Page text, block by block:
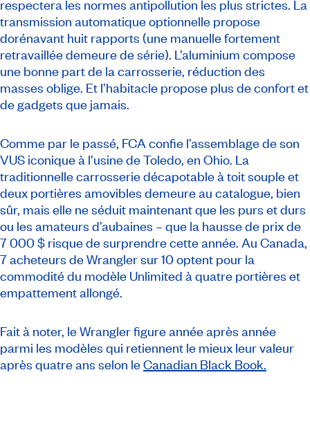
respectera les normes antipollution les plus strictes. La
transmission automatique optionnelle propose
dorénavant huit rapports (une manuelle fortement
retravaillée demeure de série). L’aluminium compose
une bonne part de la carrosserie, réduction des
masses oblige. Et l’habitacle propose plus de confort et
de gadgets que jamais.
Comme par le passé, FCA confie l’assemblage de son
VUS iconique à l’usine de Toledo, en Ohio. La
traditionnelle carrosserie décapotable à toit souple et
deux portières amovibles demeure au catalogue, bien
sûr, mais elle ne séduit maintenant que les purs et durs
ou les amateurs d’aubaines – que la hausse de prix de
7 000 $ risque de surprendre cette année. Au Canada,
7 acheteurs de Wrangler sur 10 optent pour la
commodité du modèle Unlimited à quatre portières et
empattement allongé.
Fait à noter, le Wrangler figure année après année
parmi les modèles qui retiennent le mieux leur valeur
après quatre ans selon leCanadian Black Book.